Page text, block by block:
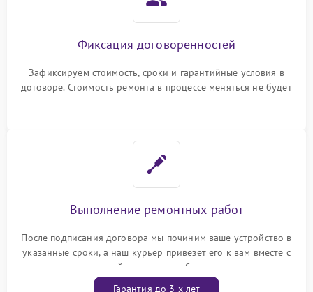
Фиксация договоренностей
Зафиксируем стоимость, сроки и гарантийные условия в
договоре. Стоимость ремонта в процессе меняться не будет
Выполнение ремонтных работ
После подписания договора мы починим ваше устройство в
указанные сроки, а наш курьер привезет его к вам вместе с
гарантийным талоном бесплатно
Гарантия до 3-х лет